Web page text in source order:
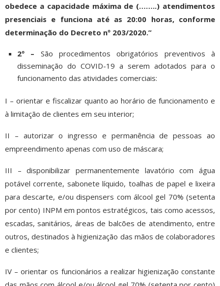
obedece a capacidade máxima de (……..) atendimentos
presenciais e funciona até as 20:00 horas, conforme
determinação do Decreto nº 203/2020.”
2º – São procedimentos obrigatórios preventivos à
disseminação do COVID-19 a serem adotados para o
funcionamento das atividades comerciais:
I – orientar e fiscalizar quanto ao horário de funcionamento e
à limitação de clientes em seu interior;
II – autorizar o ingresso e permanência de pessoas ao
empreendimento apenas com uso de máscara;
III – disponibilizar permanentemente lavatório com água
potável corrente, sabonete líquido, toalhas de papel e lixeira
para descarte, e/ou dispensers com álcool gel 70% (setenta
por cento) INPM em pontos estratégicos, tais como acessos,
escadas, sanitários, áreas de balcões de atendimento, entre
outros, destinados à higienização das mãos de colaboradores
e clientes;
IV – orientar os funcionários a realizar higienização constante